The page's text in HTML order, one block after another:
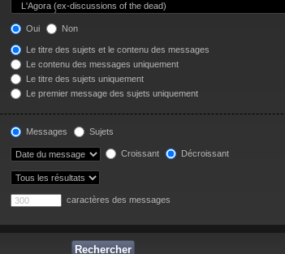
Oui Non
Le titre des sujets et le contenu des messages
Le contenu des messages uniquement
Le titre des sujets uniquement
Le premier message des sujets uniquement
Messages Sujets
Croissant Décroissant
caractères des messages